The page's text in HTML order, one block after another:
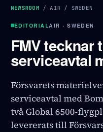
NEWSROOM /AIR / SWEDEN
EDITORIALAIR · SWEDEN
FMV tecknar
serviceavtal
Försvarets
serviceavtal med
två Global 6500-
levererats till